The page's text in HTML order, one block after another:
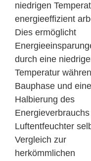
niedrigen
energieeffizient
Dies ermöglicht
durch eine
Temperatur
Bauphase und eine
Halbierung des
Luftentfeuchter
Vergleich zur
herkömmlichen